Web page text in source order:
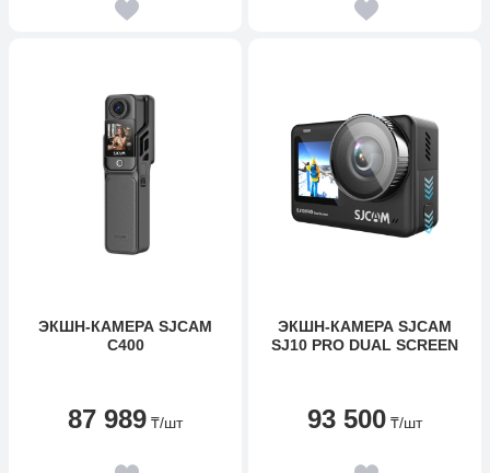
ЭКШН-КАМЕРА SJCAM
C400
87 989 ₸/шт
ЭКШН-КАМЕРА SJCAM
SJ10 PRO DUAL SCREEN
93 500 ₸/шт